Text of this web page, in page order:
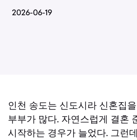
2026-06-19
인천 송도는 신도시라 신혼집
부부가 많다. 자연스럽게 결혼
시작하는 경우가 늘었다. 그런